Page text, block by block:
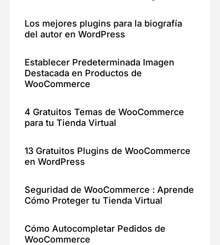
Los mejores plugins para la biografía
del autor en WordPress
Establecer Predeterminada Imagen
Destacada en Productos de
WooCommerce
4 Gratuitos Temas de WooCommerce
para tu Tienda Virtual
13 Gratuitos Plugins de WooCommerce
en WordPress
Seguridad de WooCommerce : Aprende
Cómo Proteger tu Tienda Virtual
Cómo Autocompletar Pedidos de
WooCommerce